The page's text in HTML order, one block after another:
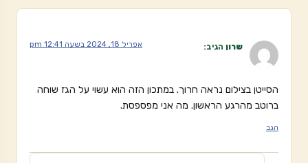
שרון הגיב: אפריל 18, 2024 בשעה 12:41 pm
הסייטן בצילום נראה חרוך. במתכון הזה הוא עשוי על הגז שוחה
ברוטב מהרגע הראשון. מה אני מפספסת.
הגב